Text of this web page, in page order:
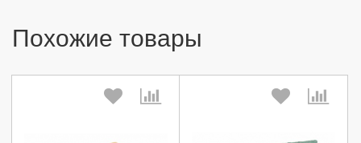
Похожие товары